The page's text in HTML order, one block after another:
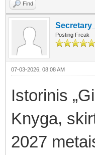
Find
Posting Freak
07-03-2026, 08:08 AM
Istorinis
Knyga,
2027